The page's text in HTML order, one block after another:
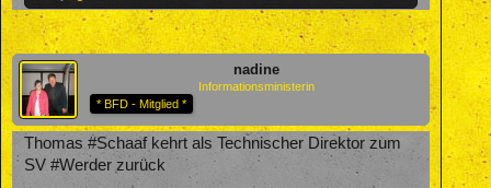
nadine
Informationsministerin
* BFD - Mitglied *
Thomas #Schaaf kehrt als Technischer Direktor zum
SV #Werder zurück